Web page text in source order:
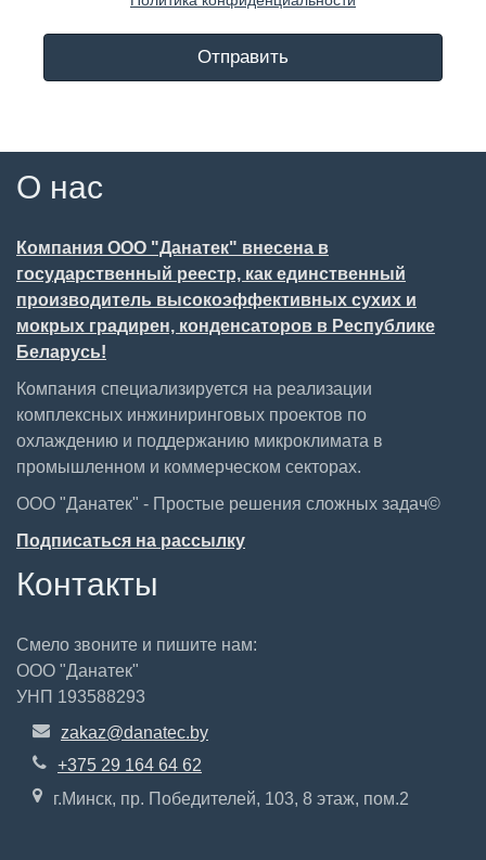
Отправить
О нас
Компания ООО "Данатек" внесена в
государственный реестр, как единственный
производитель высокоэффективных сухих и
мокрых градирен, конденсаторов в Республике
Беларусь!
Компания специализируется на реализации
комплексных инжиниринговых проектов по
охлаждению и поддержанию микроклимата в
промышленном и коммерческом секторах.
ООО "Данатек" - Простые решения сложных задач©
Подписаться на рассылку
Контакты
Смело звоните и пишите нам:
ООО "Данатек"
УНП 193588293
zakaz@danatec.by
+375 29 164 64 62
г.Минск, пр. Победителей, 103, 8 этаж, пом.2